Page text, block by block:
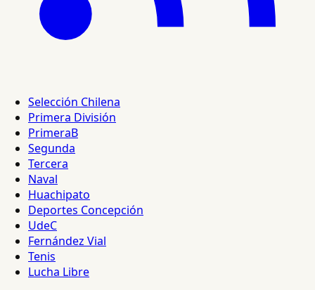
Selección Chilena
Primera División
PrimeraB
Segunda
Tercera
Naval
Huachipato
Deportes Concepción
UdeC
Fernández Vial
Tenis
Lucha Libre